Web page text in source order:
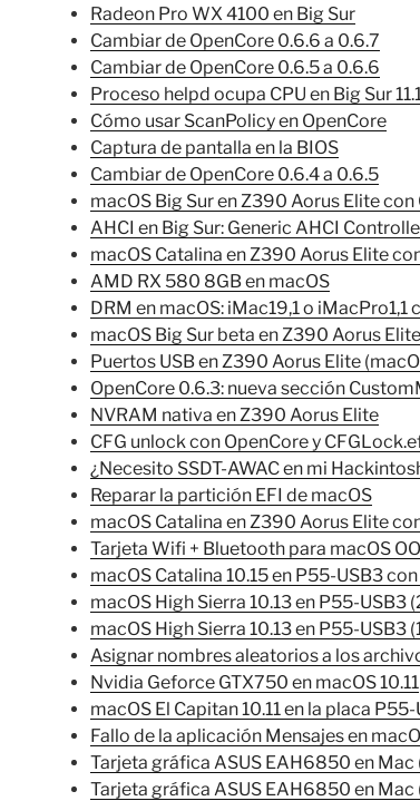
Radeon Pro WX 4100 en Big Sur
Cambiar de OpenCore 0.6.6 a 0.6.7
Cambiar de OpenCore 0.6.5 a 0.6.6
Proceso helpd ocupa CPU en Big Sur
Cómo usar ScanPolicy en OpenCore
Captura de pantalla en la BIOS
Cambiar de OpenCore 0.6.4 a 0.6.5
macOS Big Sur en Z390 Aorus Elite con
AHCI en Big Sur: Generic AHCI
macOS Catalina en Z390 Aorus Elite
AMD RX 580 8GB en macOS
DRM en macOS: iMac19,1 o iMacPro1,1
macOS Big Sur beta en Z390 Aorus Elite
Puertos USB en Z390 Aorus Elite
OpenCore 0.6.3: nueva sección
NVRAM nativa en Z390 Aorus Elite
CFG unlock con OpenCore y
¿Necesito SSDT-AWAC en mi
Reparar la partición EFI de macOS
macOS Catalina en Z390 Aorus Elite
Tarjeta Wifi + Bluetooth para macOS
macOS Catalina 10.15 en P55-USB3
macOS High Sierra 10.13 en P55-USB3
macOS High Sierra 10.13 en P55-USB3
Asignar nombres aleatorios a los
Nvidia Geforce GTX750 en macOS 10.11
macOS El Capitan 10.11 en la placa
Fallo de la aplicación Mensajes en
Tarjeta gráfica ASUS EAH6850 en Mac
Tarjeta gráfica ASUS EAH6850 en Mac